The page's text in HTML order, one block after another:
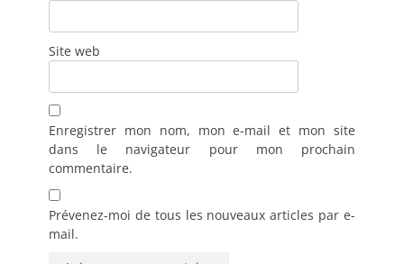
Site web
Enregistrer mon nom, mon e-mail et mon site
dans le navigateur pour mon prochain
commentaire.
Prévenez-moi de tous les nouveaux articles par e-
mail.